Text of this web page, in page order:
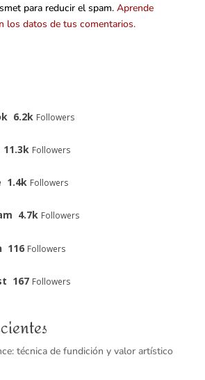
para reducir el spam. Aprende
los datos de tus comentarios.
6.2k Followers
11.3k Followers
1.4k Followers
4.7k Followers
116 Followers
167 Followers
técnica de fundición y valor artístico